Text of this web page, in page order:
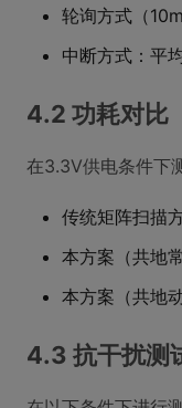
轮询方式（
中断方式：平
4.2 功耗对比
在3.3V供电条件下
传统矩阵扫描
本方案（共地
本方案（共地
4.3 抗干扰测